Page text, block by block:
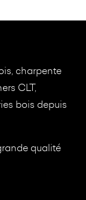
charpente
CLT,
bois depuis
qualité